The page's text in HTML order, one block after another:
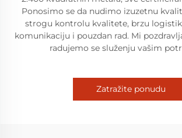
Ponosimo se da nudimo izuzetnu
strogu kontrolu kvalitete, brzu
komunikaciju i pouzdan rad. Mi
radujemo se služenju vašim
Zatražite ponudu